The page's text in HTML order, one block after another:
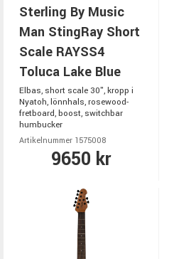
Sterling By Music
Man StingRay Short
Scale RAYSS4
Toluca Lake Blue
Elbas, short scale 30", kropp i
Nyatoh, lönnhals, rosewood-
fretboard, boost, switchbar
humbucker
Artikelnummer 1575008
9650 kr